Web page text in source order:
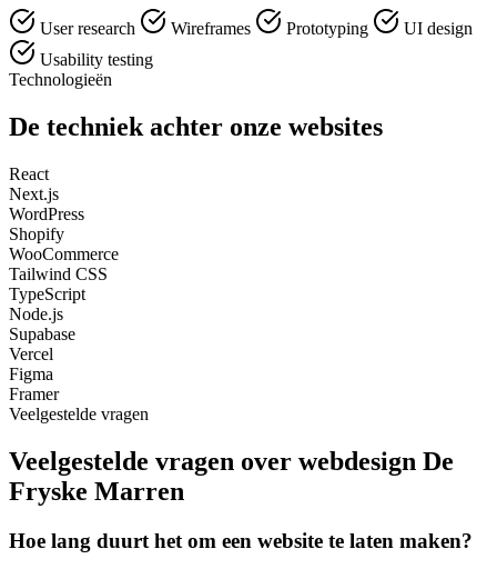
User research Wireframes Prototyping
UI design
Usability testing
Technologieën
De techniek achter onze websites
React
Next.js
WordPress
Shopify
WooCommerce
Tailwind CSS
TypeScript
Node.js
Supabase
Vercel
Figma
Framer
Veelgestelde vragen
Veelgestelde vragen over webdesign De
Fryske Marren
Hoe lang duurt het om een website te laten maken?